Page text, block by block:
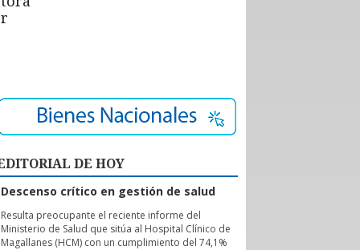
DE HOY
Descenso crítico en gestión de salud
Resulta preocupante el reciente informe del
Ministerio de Salud que sitúa al Hospital Clínico de
Magallanes (HCM) con un cumplimiento del 74,1%